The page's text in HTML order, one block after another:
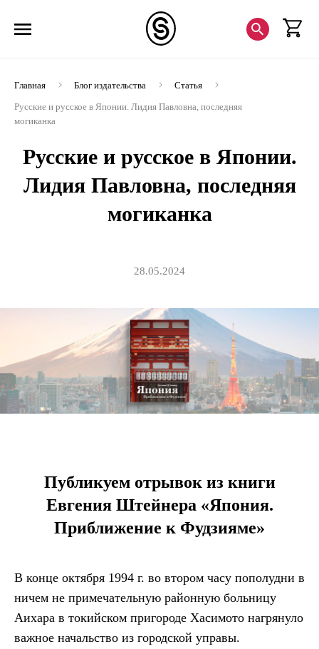
Главная Блог издательства
Статья
Русские и русское в Японии. Лидия Павловна, последняя
могиканка
Русские и русское в Японии.
Лидия Павловна, последняя
могиканка
28.05.2024
Публикуем отрывок из книги
Евгения Штейнера «Япония.
Приближение к Фудзияме»
В конце октября 1994 г. во втором часу пополудни в
ничем не примечательную районную больницу
Аихара в токийском пригороде Хасимото нагрянуло
важное начальство из городской управы.